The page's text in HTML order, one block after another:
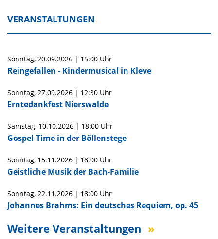
VERANSTALTUNGEN
Sonntag, 20.09.2026 | 15:00 Uhr
Reingefallen - Kindermusical in Kleve
Sonntag, 27.09.2026 | 12:30 Uhr
Erntedankfest Nierswalde
Samstag, 10.10.2026 | 18:00 Uhr
Gospel-Time in der Böllenstege
Sonntag, 15.11.2026 | 18:00 Uhr
Geistliche Musik der Bach-Familie
Sonntag, 22.11.2026 | 18:00 Uhr
Johannes Brahms: Ein deutsches Requiem, op. 45
Weitere Veranstaltungen